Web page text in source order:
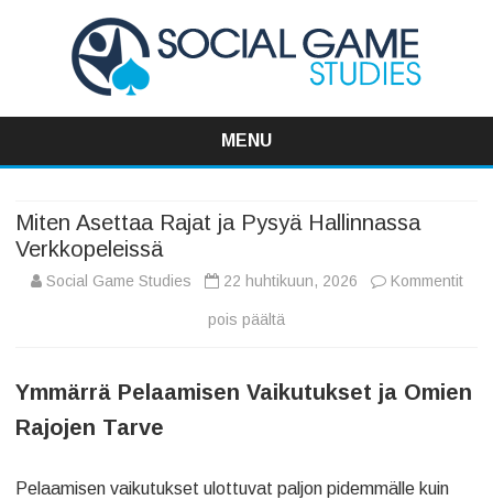
Social Game Studies
Valitse Viisaasti, Pelaa Viisaasti
MENU
content
Miten Asettaa Rajat ja Pysyä Hallinnassa
Verkkopeleissä
Social Game Studies 22 huhtikuun, 2026 Kommentit
pois päältä
Asettaa
Ymmärrä Pelaamisen Vaikutukset ja Omien
Rajojen Tarve
Pelaamisen vaikutukset ulottuvat paljon pidemmälle kuin